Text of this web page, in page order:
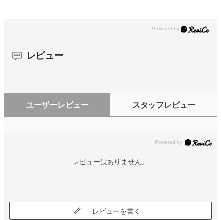
レビュー
ユーザーレビュー スタッフレビュー
レビューはありません。
レビューを書く